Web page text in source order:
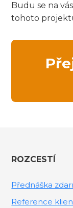
Budu se na
tohoto
ROZCESTÍ
Přednáška
Reference